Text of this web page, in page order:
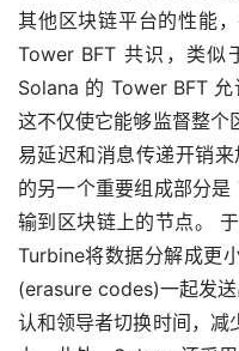
其他区块链平台的性能
Tower BFT 共识，类似
Solana 的 Tower BFT 允
这不仅使它能够监督整
易延迟和消息传递开销
的另一个重要组成部分
输到区块链上的节点。
Turbine将数据分解成更
(erasure codes)一起发
认和领导者切换时间，减